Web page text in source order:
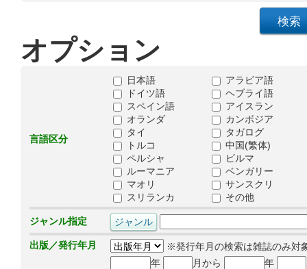
オプション
言語区分
日本語
アラビア語
ドイツ語
ヘブライ語
スペイン語
アイスラン
オランダ
カンボジア
タイ
タガログ
トルコ
中国(繁体)
ペルシャ
ビルマ
ルーマニア
ベンガリー
マオリ
サンスクリ
スリランカ
その他
ジャンル指定
出版／発行年月
※発行年月の検索は雑誌のみ対
年
月から 年